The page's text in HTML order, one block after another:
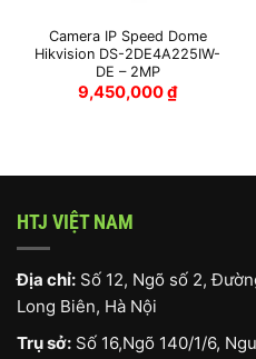
Camera IP Speed Dome
Hikvision DS-2DE4A225IW-
DE – 2MP
9,450,000₫
HTJ VIỆT NAM
Địa chỉ: Số 12, Ngõ số 2,
Long Biên, Hà Nội
Trụ sở: Số 16,Ngõ 140/1/6,